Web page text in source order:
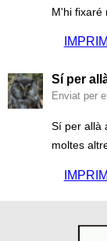
M'hi fixaré
Sí per
Enviat per
Sí per allà
moltes